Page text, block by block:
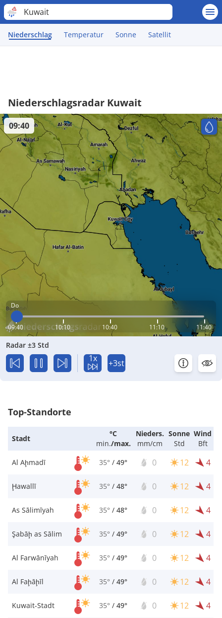
Kuwait
Niederschlag Temperatur Sonne Satellit
Niederschlagsradar Kuwait
Do
09:40 10:10 10:40 11:10 11:40
09:40
Radar ±3 Std
1x +3st
Top-Standorte
Stadt
°C
min./max.
Nieders.
mm/cm
Sonne
Std
Wind
Bft
Al Aḩmadī
35° / 49° 0 12 4
Ḩawallī 35° / 48° 0 12 4
As Sālimīyah 35° / 48° 0 12 4
Şabāḩ as Sālim 35° / 49° 0 12 4
Al Farwānīyah 35° / 49° 0 12 4
Al Faḩāḩīl 35° / 49° 0 12 4
Kuwait-Stadt 35° / 49° 0 12 4